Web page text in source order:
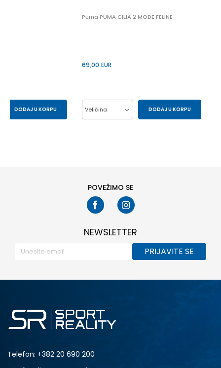
DODAJ U KORPU
Puma PUMA CILIA 2 MODE FELINE
69,00 EUR
Veličina DODAJ U KORPU
POVEŽIMO SE
NEWSLETTER
PRIJAVITE SE
Telefon: +382 20 690 200